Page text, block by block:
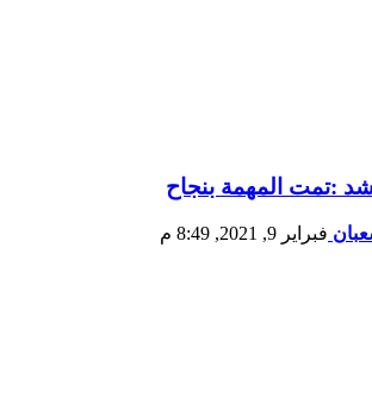
:تمت المهمة بنجاح
فبراير 9, 2021, 8:49 م